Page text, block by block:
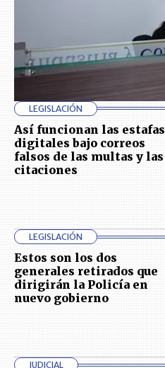
LEGISLACIÓN
Así funcionan las estafas
digitales bajo correos
falsos de las multas y las
citaciones
LEGISLACIÓN
Estos son los dos
generales retirados que
dirigirán la Policía en
nuevo gobierno
JUDICIAL